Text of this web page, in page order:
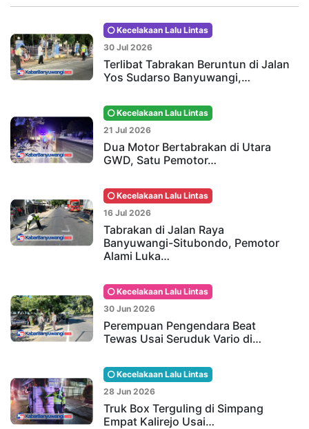
Kecelakaan Lalu Lintas
30 Jul 2026
Terlibat Tabrakan Beruntun di Jalan
Yos Sudarso Banyuwangi,…
Kecelakaan Lalu Lintas
21 Jul 2026
Dua Motor Bertabrakan di Utara
GWD, Satu Pemotor…
Kecelakaan Lalu Lintas
16 Jul 2026
Tabrakan di Jalan Raya
Banyuwangi-Situbondo, Pemotor
Alami Luka…
Kecelakaan Lalu Lintas
30 Jun 2026
Perempuan Pengendara Beat
Tewas Usai Seruduk Vario di…
Kecelakaan Lalu Lintas
28 Jun 2026
Truk Box Terguling di Simpang
Empat Kalirejo Usai…